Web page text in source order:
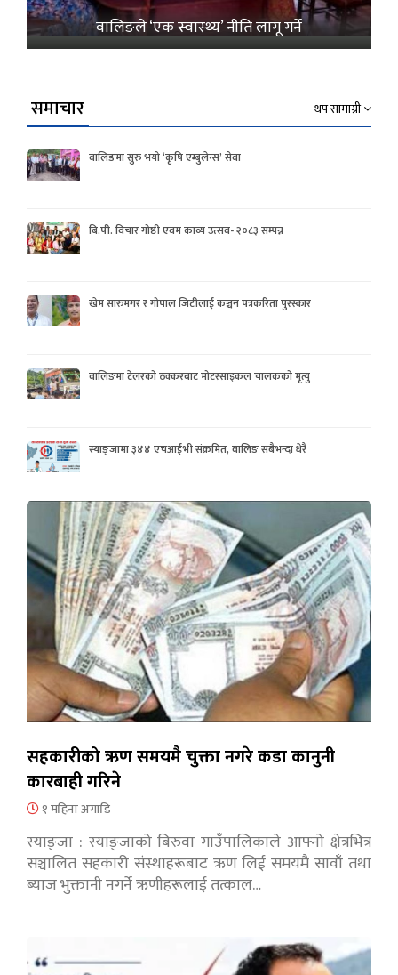
वालिङले ‘एक स्वास्थ्य’ नीति लागू गर्ने
समाचार थप सामाग्री
वालिङमा सुरु भयो ‘कृषि एम्बुलेन्स’ सेवा
बि.पी. विचार गोष्ठी एवम काव्य उत्सव- २०८३ सम्पन्न
खेम सारुमगर र गोपाल जिटीलाई कञ्चन पत्रकरिता पुरस्कार
वालिङमा टेलरको ठक्करबाट मोटरसाइकल चालकको मृत्यु
स्याङ्जामा ३४४ एचआईभी संक्रमित, वालिङ सबैभन्दा धेरै
सहकारीको ऋण समयमै चुक्ता नगरे कडा कानुनी
कारबाही गरिने
१ महिना अगाडि
स्याङ्जा : स्याङ्जाको बिरुवा गाउँपालिकाले आफ्नो क्षेत्रभित्र
सञ्चालित सहकारी संस्थाहरूबाट ऋण लिई समयमै सावाँ तथा
ब्याज भुक्तानी नगर्ने ऋणीहरूलाई तत्काल…